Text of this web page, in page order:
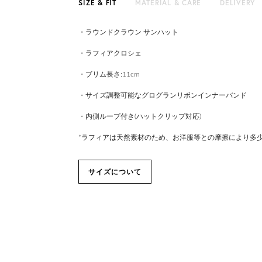
SIZE & FIT MATERIAL & CARE DELIVERY
・ラウンドクラウン サンハット
・ラフィアクロシェ
・ブリム長さ:11cm
・サイズ調整可能なグログランリボンインナーバンド
・内側ループ付き(ハットクリップ対応)
*ラフィアは天然素材のため、お洋服等との摩擦により多
サイズについて